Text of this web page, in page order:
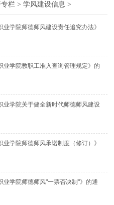
栏 >学风建设信息 >
业学院师德师风建设责任追究办法》
业学院教职工准入查询管理规定》的
业学院关于健全新时代师德师风建设
业学院师德师风承诺制度（修订）》
业学院师德师风"一票否决制"》的通